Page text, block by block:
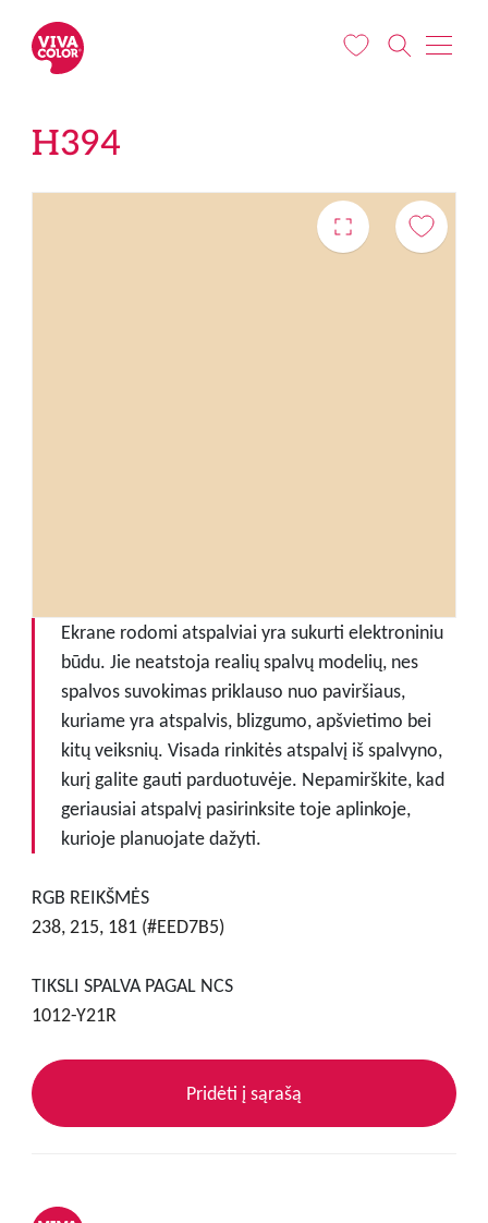
H394
Ekrane rodomi atspalviai yra sukurti elektroniniu
būdu. Jie neatstoja realių spalvų modelių, nes
spalvos suvokimas priklauso nuo paviršiaus,
kuriame yra atspalvis, blizgumo, apšvietimo bei
kitų veiksnių. Visada rinkitės atspalvį iš spalvyno,
kurį galite gauti parduotuvėje. Nepamirškite, kad
geriausiai atspalvį pasirinksite toje aplinkoje,
kurioje planuojate dažyti.
RGB REIKŠMĖS
238, 215, 181 (#EED7B5)
TIKSLI SPALVA PAGAL NCS
1012-Y21R
Pridėti į sąrašą